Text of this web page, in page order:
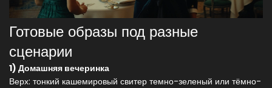
Готовые образы под разные
сценарии
1) Домашняя вечеринка
Верх: тонкий кашемировый свитер темно-зеленый или тёмно-